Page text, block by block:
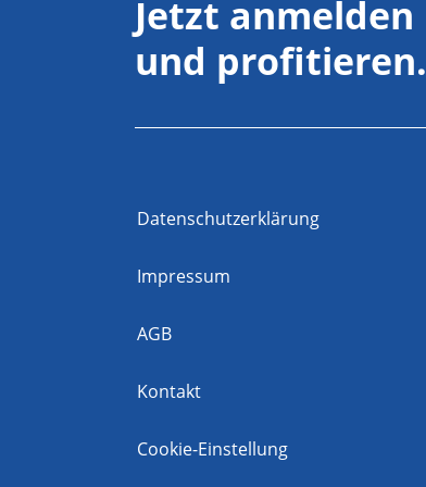
Jetzt anmelden
und profitieren.
Datenschutzerklärung
Impressum
AGB
Kontakt
Cookie-Einstellung